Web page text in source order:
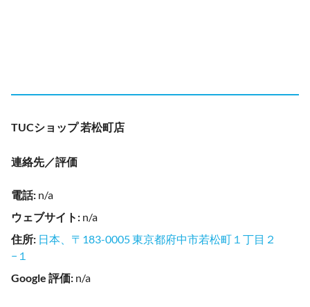
TUCショップ 若松町店
連絡先／評価
電話: n/a
ウェブサイト : n/a
住所: 日本、〒183-0005 東京都府中市若松町１丁目２
−１
Google 評価: n/a